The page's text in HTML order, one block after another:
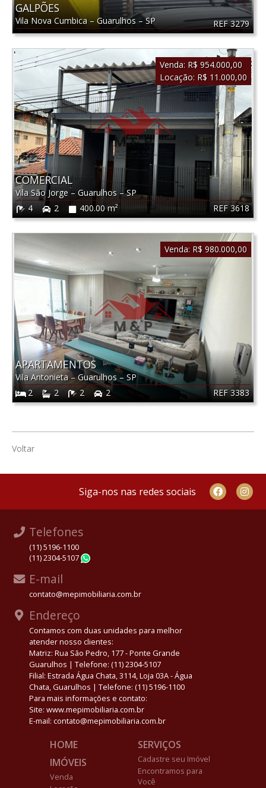
REF 3279
GALPÕES
Vila Nova Cumbica–Guarulhos –SP
REF 3618
COMERCIAL
Vila São Jorge – Guarulhos–SP
4
2 400.00 m²
Venda: R$ 954.000,00
Locação: R$ 11.000,00
REF 3383
APARTAMENTOS
Vila Antonieta –Guarulhos – SP
2
2 2 2
Venda: R$ 980.000,00
Voltar
Siga-nos nas redes sociais
Telefones
(11) 5196-1100
(11) 2304-5107
E-mail
contato@mepimobiliaria.com.br
Endereço
Contamos com duas unidades para melhor
atender nosso clientes:
Matriz: Rua São Pedro, 177 - Ponte Grande
Guarulhos | Telefone: (11) 2304-5107
Filial: Estrada Água Chata, 3114, Loja 03A - Água
Chata, Guarulhos | Telefone: (11) 5196-1100
Para mais informações e contato:
Site: www.mepimobiliaria.com.br
E-mail: contato@mepimobiliaria.com.br
HOME
IMÓVEIS
Venda
SERVIÇOS
Cadastre seu Imóvel
Encontramos para
Você